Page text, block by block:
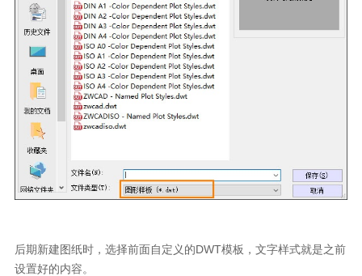
后期新建图纸时，选择前面自定义的DWT模板，文字样式就是之前
设置好的内容。